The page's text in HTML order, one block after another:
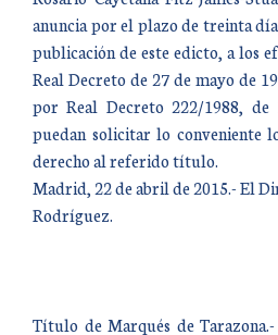
anuncia por el plazo de treinta
publicación de este edicto, a los
Real Decreto de 27 de mayo de
por Real Decreto 222/1988,
puedan solicitar lo conveniente
derecho al referido título.
Madrid, 22 de abril de 2015.- El
Rodríguez.
Título de Marqués de